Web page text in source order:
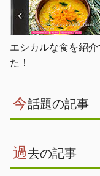
エシカルな食を紹
た！
今話題の記事
過去の記事